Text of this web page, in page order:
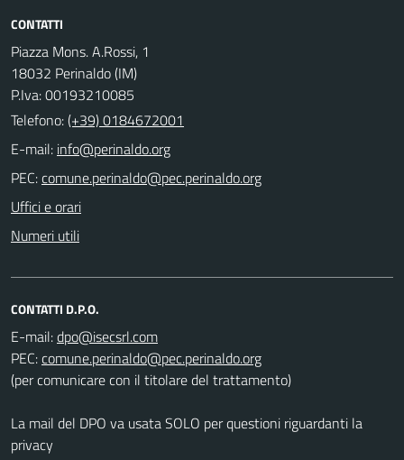
CONTATTI
Piazza Mons. A.Rossi, 1
18032 Perinaldo (IM)
P.Iva: 00193210085
Telefono:(+39) 0184672001
E-mail:
PEC:
Uffici e orari
Numeri utili
CONTATTI D.P.O.
E-mail:
PEC:
(per comunicare con il titolare del trattamento)
La mail del DPO va usata SOLO per questioni riguardanti la
privacy